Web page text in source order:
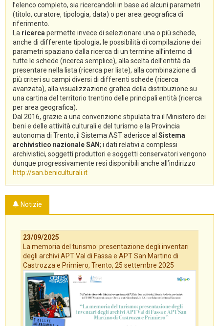
l’elenco completo, sia ricercandoli in base ad alcuni parametri
(titolo, curatore, tipologia, data) o per area geografica di
riferimento.
La ricerca permette invece di selezionare una o più schede,
anche di differente tipologia; le possibilità di compilazione dei
parametri spaziano dalla ricerca di un termine all’interno di
tutte le schede (ricerca semplice), alla scelta dell’entità da
presentare nella lista (ricerca per liste), alla combinazione di
più criteri su campi diversi di differenti schede (ricerca
avanzata), alla visualizzazione grafica della distribuzione su
una cartina del territorio trentino delle principali entità (ricerca
per area geografica).
Dal 2016, grazie a una convenzione stipulata tra il Ministero dei
beni e delle attività culturali e del turismo e la Provincia
autonoma di Trento, il Sistema AST aderisce al Sistema
archivistico nazionale SAN; i dati relativi a complessi
archivistici, soggetti produttori e soggetti conservatori vengono
dunque progressivamente resi disponibili anche all’indirizzo
http://san.beniculturali.it
Notizie
23/09/2025
La memoria del turismo: presentazione degli inventari
degli archivi APT Val di Fassa e APT San Martino di
Castrozza e Primiero, Trento, 25 settembre 2025